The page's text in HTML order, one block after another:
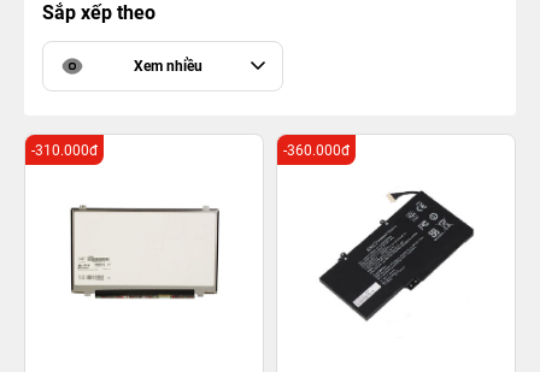
Sắp xếp theo
Xem nhiều
-310.000đ -360.000đ